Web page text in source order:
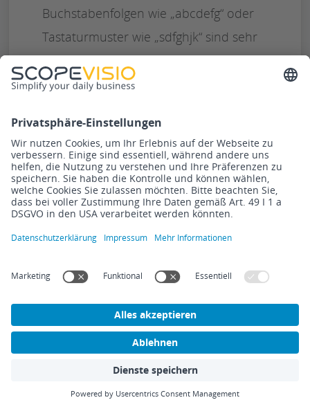
Buchstabenfolgen wie „abcdefg“ oder
Tastaturmuster wie „sdfghjk“ sind sehr
unsicher. Oder natürlich Klassiker wie
„password“ oder „P@sswort1!“ in allen
Passwortsicherheit: Was
Unternehmen tun können
formuliert. Die wichtigste Rolle spielt dabei die
Modelle mit asymmetrischen oder
symmetrischen Schlüsselpaaren bzw.
Kombination verschiedener Faktoren sind